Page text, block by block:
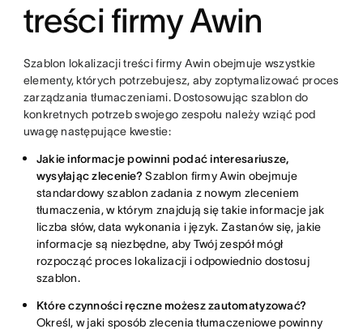
treści firmy Awin
Szablon lokalizacji treści firmy Awin obejmuje wszystkie
elementy, których potrzebujesz, aby zoptymalizować proces
zarządzania tłumaczeniami. Dostosowując szablon do
konkretnych potrzeb swojego zespołu należy wziąć pod
uwagę następujące kwestie:
Jakie informacje powinni podać interesariusze,
wysyłając zlecenie? Szablon firmy Awin obejmuje
standardowy szablon zadania z nowym zleceniem
tłumaczenia, w którym znajdują się takie informacje jak
liczba słów, data wykonania i język. Zastanów się, jakie
informacje są niezbędne, aby Twój zespół mógł
rozpocząć proces lokalizacji i odpowiednio dostosuj
szablon.
Które czynności ręczne możesz zautomatyzować?
Określ, w jaki sposób zlecenia tłumaczeniowe powinny